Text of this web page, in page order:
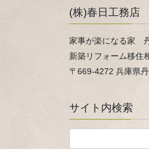
(株)春日工務店
家事が楽になる家
新築リフォーム移住
〒669-4272 兵庫県
サイト内検索